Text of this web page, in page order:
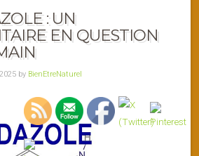
: UN
EN QUESTION
by BienEtreNaturel